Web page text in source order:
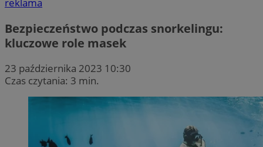
reklama
Bezpieczeństwo podczas snorkelingu:
kluczowe role masek
23 października 2023 10:30
Czas czytania: 3 min.